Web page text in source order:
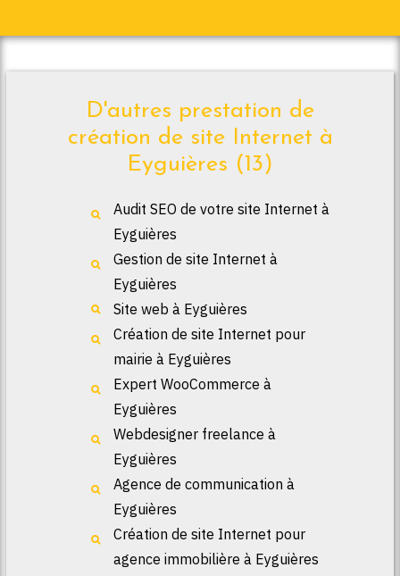
D'autres prestation de
création de site Internet à
Eyguières (13)
Audit SEO de votre site Internet à
Eyguières
Gestion de site Internet à
Eyguières
Site web à Eyguières
Création de site Internet pour
mairie à Eyguières
Expert WooCommerce à
Eyguières
Webdesigner freelance à
Eyguières
Agence de communication à
Eyguières
Création de site Internet pour
agence immobilière à Eyguières